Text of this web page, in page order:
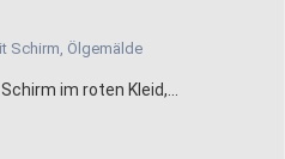
im roten Kleid,...